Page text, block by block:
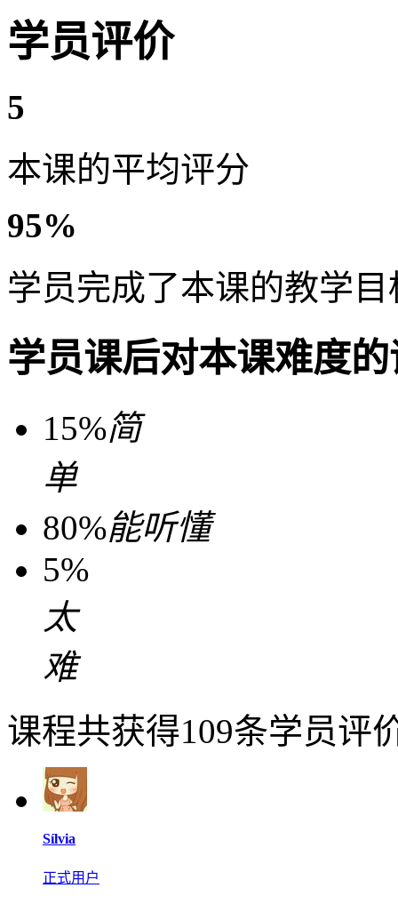
学员评价
5
本课的平均评分
95%
学员完成了本课的教学目
学员课后对本课难度
15%简
单
80%能听懂
5%
太
难
课程共获得109条学员评
Sílvia
正式用户